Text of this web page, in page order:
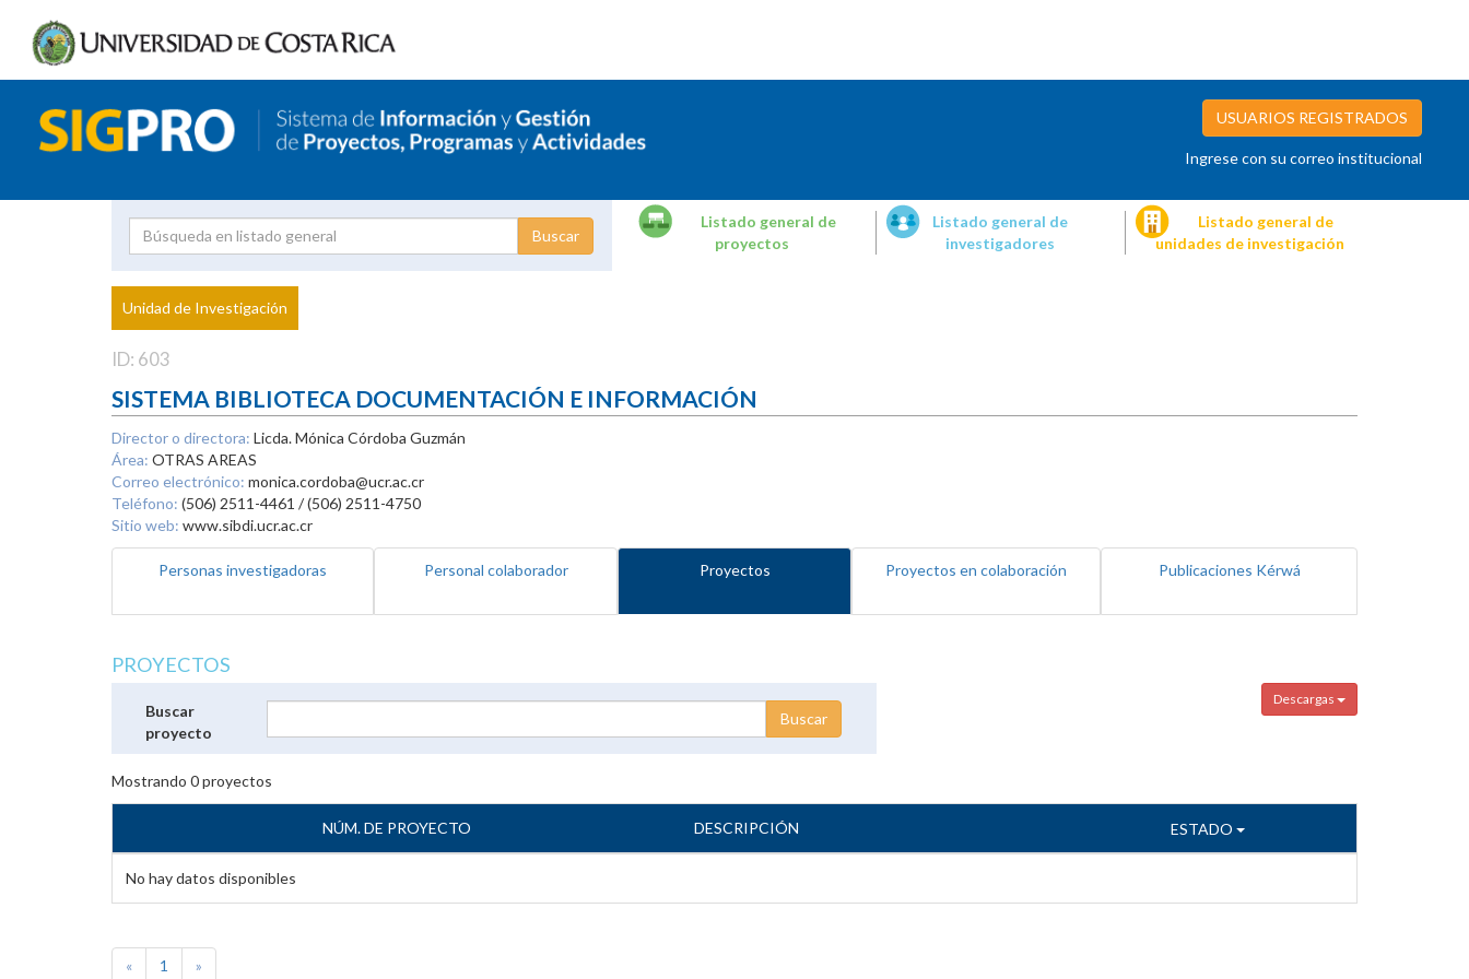
USUARIOS REGISTRADOS
Ingrese con su correo institucional
Proyecto
Investigador
Listado general de
proyectos
Listado general de
investigadores
Listado general de
unidades de investigación
Unidad de Investigación
ID: 603
SISTEMA BIBLIOTECA DOCUMENTACIÓN E INFORMACIÓN
Director o directora: Licda. Mónica Córdoba Guzmán
Área: OTRAS AREAS
Correo electrónico: monica.cordoba@ucr.ac.cr
Teléfono: (506) 2511-4461 / (506) 2511-4750
Sitio web: www.sibdi.ucr.ac.cr
Personas investigadoras Personal colaborador Proyectos Proyectos en colaboración Publicaciones Kérwá
PROYECTOS
Descargas
Buscar
proyecto
Mostrando 0proyectos
NÚM. DE PROYECTO DESCRIPCIÓN ESTADO
No hay datos disponibles
« 1 »